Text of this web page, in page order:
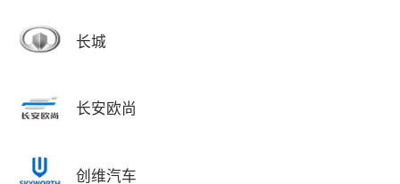
长城
长安欧尚
创维汽车